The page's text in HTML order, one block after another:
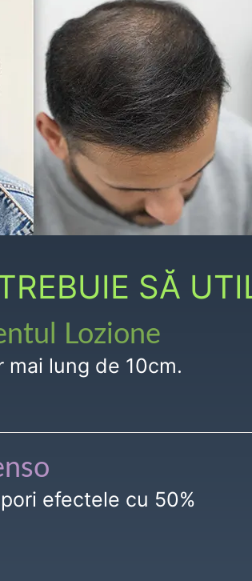
SĂ
Lozione
mai lung de 10cm.
efectele cu 50%